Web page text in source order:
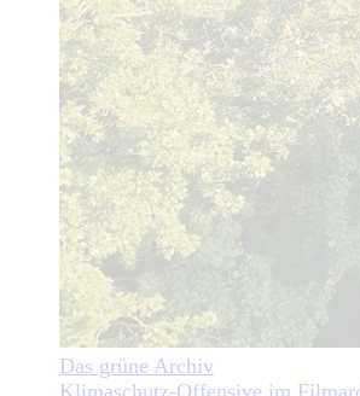
Das grüne Archiv
Klimaschutz-Offensive im